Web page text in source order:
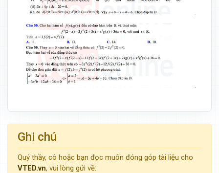
Ghi chú
Quý thầy, cô hoặc bạn đọc muốn đóng góp tài liệu cho
VTED.vn, vui lòng gửi về: